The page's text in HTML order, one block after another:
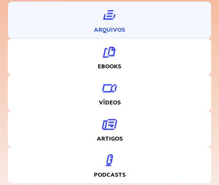
ARQUIVOS
EBOOKS
VÍDEOS
ARTIGOS
PODCASTS